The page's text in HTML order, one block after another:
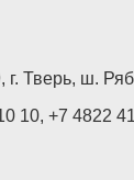
г. Тверь, ш.
10, +7 4822